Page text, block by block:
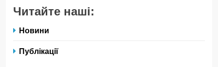
Читайте наші:
Новини
Публікації